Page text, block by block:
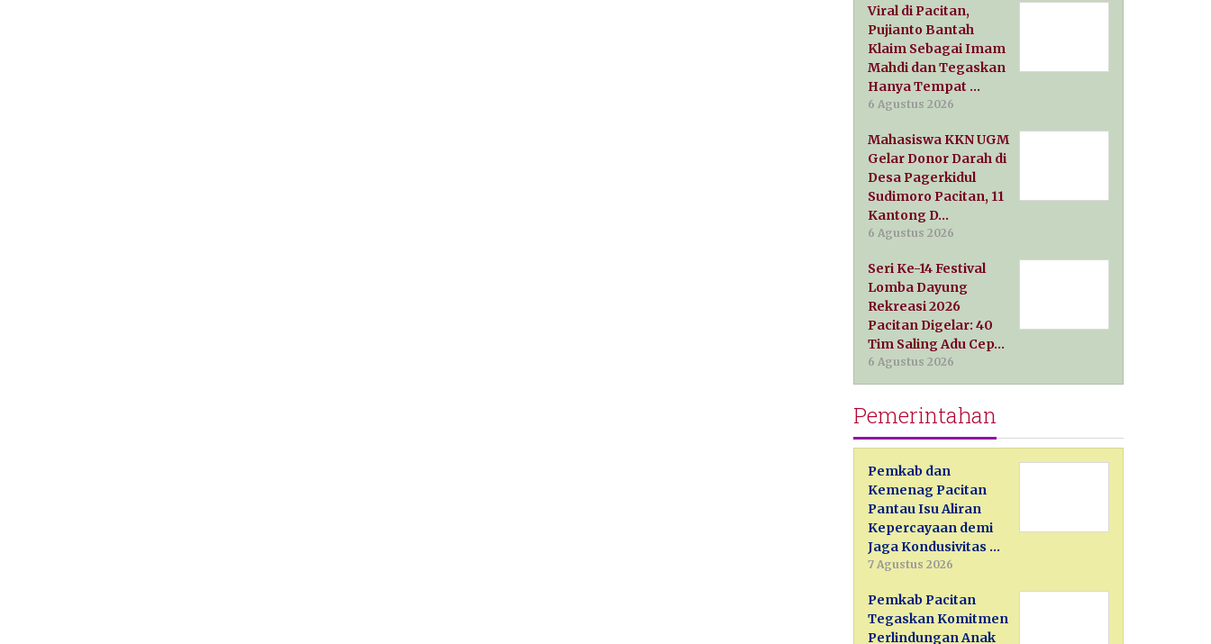
Viral di Pacitan,
Pujianto Bantah
Klaim Sebagai Imam
Mahdi dan Tegaskan
Hanya Tempat …
6 Agustus 2026
Mahasiswa KKN UGM
Gelar Donor Darah di
Desa Pagerkidul
Sudimoro Pacitan, 11
Kantong D…
6 Agustus 2026
Seri Ke-14 Festival
Lomba Dayung
Rekreasi 2026
Pacitan Digelar: 40
Tim Saling Adu Cep…
6 Agustus 2026
Pemerintahan
Pemkab dan
Kemenag Pacitan
Pantau Isu Aliran
Kepercayaan demi
Jaga Kondusivitas …
7 Agustus 2026
Pemkab Pacitan
Tegaskan Komitmen
Perlindungan Anak